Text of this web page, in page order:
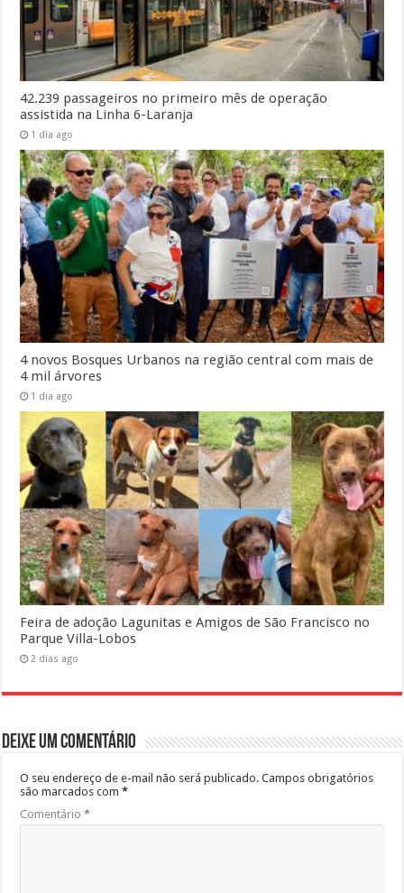
42.239 passageiros no primeiro mês de operação
assistida na Linha 6-Laranja
1 dia ago
4 novos Bosques Urbanos na região central com mais de
4 mil árvores
1 dia ago
Feira de adoção Lagunitas e Amigos de São Francisco no
Parque Villa-Lobos
2 dias ago
Deixe um comentário
O seu endereço de e-mail não será publicado. Campos obrigatórios
são marcados com*
Comentário*